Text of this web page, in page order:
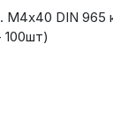
М4х40 DIN 965
100шт)